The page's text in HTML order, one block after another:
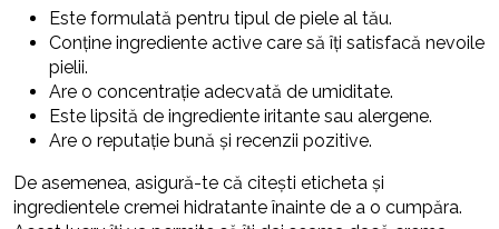
Este formulată pentru tipul de piele al tău.
Conține ingrediente active care să îți satisfacă nevoile
pielii.
Are o concentrație adecvată de umiditate.
Este lipsită de ingrediente iritante sau alergene.
Are o reputație bună și recenzii pozitive.
De asemenea, asigură-te că citești eticheta și
ingredientele cremei hidratante înainte de a o cumpăra.